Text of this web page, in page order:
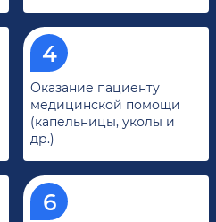
Оказание пациенту
медицинской помощи
(капельницы, уколы и
др.)